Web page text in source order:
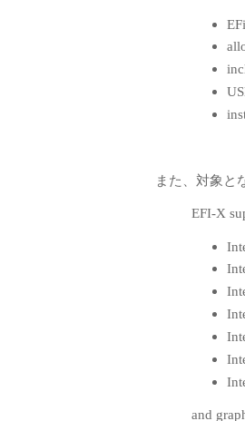
また、対象と
EFI-X
and